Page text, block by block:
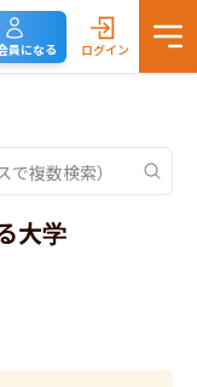
員になる ログイン
大学